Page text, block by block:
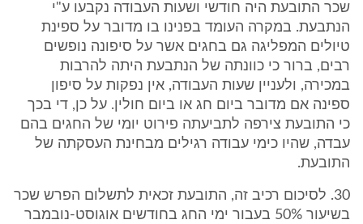
שכר התובעת היה חודשי ושעות העבודה נקבעו ע"י
הנתבעת. במקרה העומד בפנינו בו מדובר על ספינת
טיולים המפליגה גם בחגים אשר על סיפונה נופשים
רבים, ברור כי כוונתה של הנתבעת היתה להרבות
במכירה, ולעניין שעות העבודה, אין נפקות על סיפון
ספינה אם מדובר ביום חג או ביום חולין. על כן, די בכך
כי התובעת צירפה לתביעתה פירוט יומי של החגים בהם
עבדה, שהיו כימי עבודה רגילים מבחינת העסקתה של
התובעת.
30. לסיכום רכיב זה, התובעת זכאית לתשלום הפרש שכר
בשיעור 50% בעבור ימי החג בחודשים אוגוסט-נובמבר